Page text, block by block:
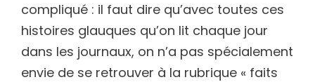
compliqué : il faut dire qu’avec toutes ces
histoires glauques qu’on lit chaque jour
dans les journaux, on n’a pas spécialement
envie de se retrouver à la rubrique « faits